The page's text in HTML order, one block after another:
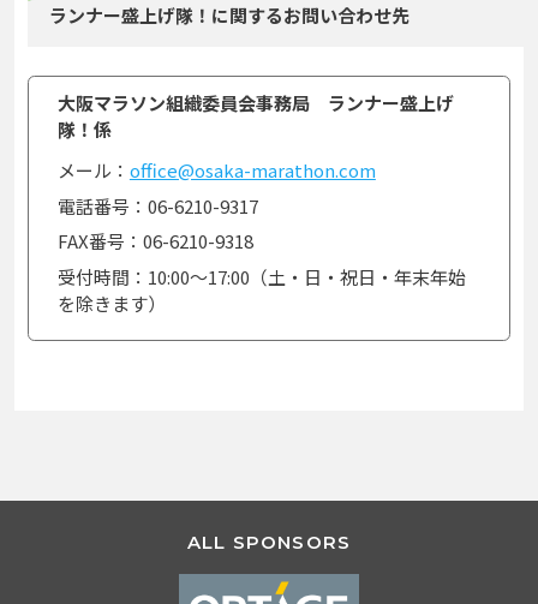
ランナー盛上げ隊！に関するお問い合わせ先
大阪マラソン組織委員会事務局 ランナー盛上げ
隊！係
メール： office@osaka-marathon.com
電話番号：06-6210-9317
FAX番号：06-6210-9318
受付時間：10:00～17:00（土・日・祝日・年末年始
を除きます）
ALL SPONSORS